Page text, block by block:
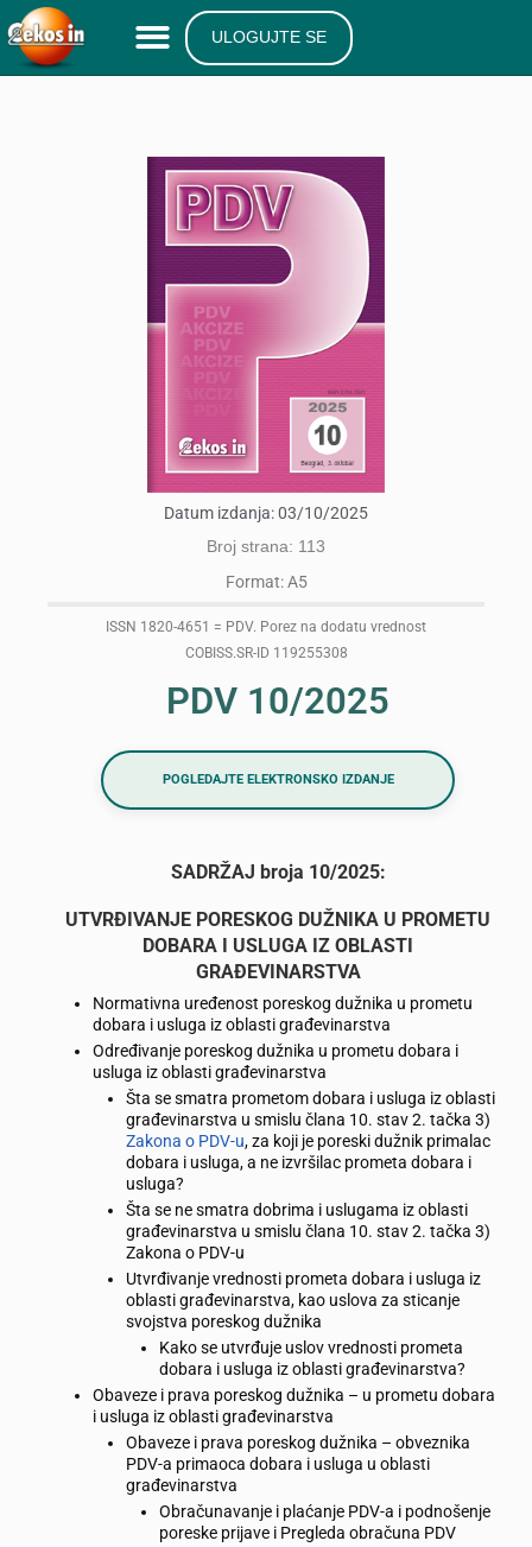
ULOGUJTE SE
Datum izdanja:03/10/2025
Broj strana: 113
Format: A5
ISSN 1820-4651 = PDV. Porez na dodatu vrednost
COBISS.SR-ID 119255308
PDV 10/2025
POGLEDAJTE ELEKTRONSKO IZDANJE
SADRŽAJ broja 10/2025:
UTVRĐIVANJE PORESKOG DUŽNIKA U PROMETU
DOBARA I USLUGA IZ OBLASTI
GRAĐEVINARSTVA
Normativna uređenost poreskog dužnika u prometu
dobara i usluga iz oblasti građevinarstva
Određivanje poreskog dužnika u prometu dobara i
usluga iz oblasti građevinarstva
Šta se smatra prometom dobara i usluga iz oblasti
građevinarstva u smislu člana 10. stav 2. tačka 3)
Zakona o PDV-u, za koji je poreski dužnik primalac
dobara i usluga, a ne izvršilac prometa dobara i
usluga?
Šta se ne smatra dobrima i uslugama iz oblasti
građevinarstva u smislu člana 10. stav 2. tačka 3)
Zakona o PDV-u
Utvrđivanje vrednosti prometa dobara i usluga iz
oblasti građevinarstva, kao uslova za sticanje
svojstva poreskog dužnika
Kako se utvrđuje uslov vrednosti prometa
dobara i usluga iz oblasti građevinarstva?
Obaveze i prava poreskog dužnika – u prometu dobara
i usluga iz oblasti građevinarstva
Obaveze i prava poreskog dužnika – obveznika
PDV-a primaoca dobara i usluga u oblasti
građevinarstva
Obračunavanje i plaćanje PDV-a i podnošenje
poreske prijave i Pregleda obračuna PDV